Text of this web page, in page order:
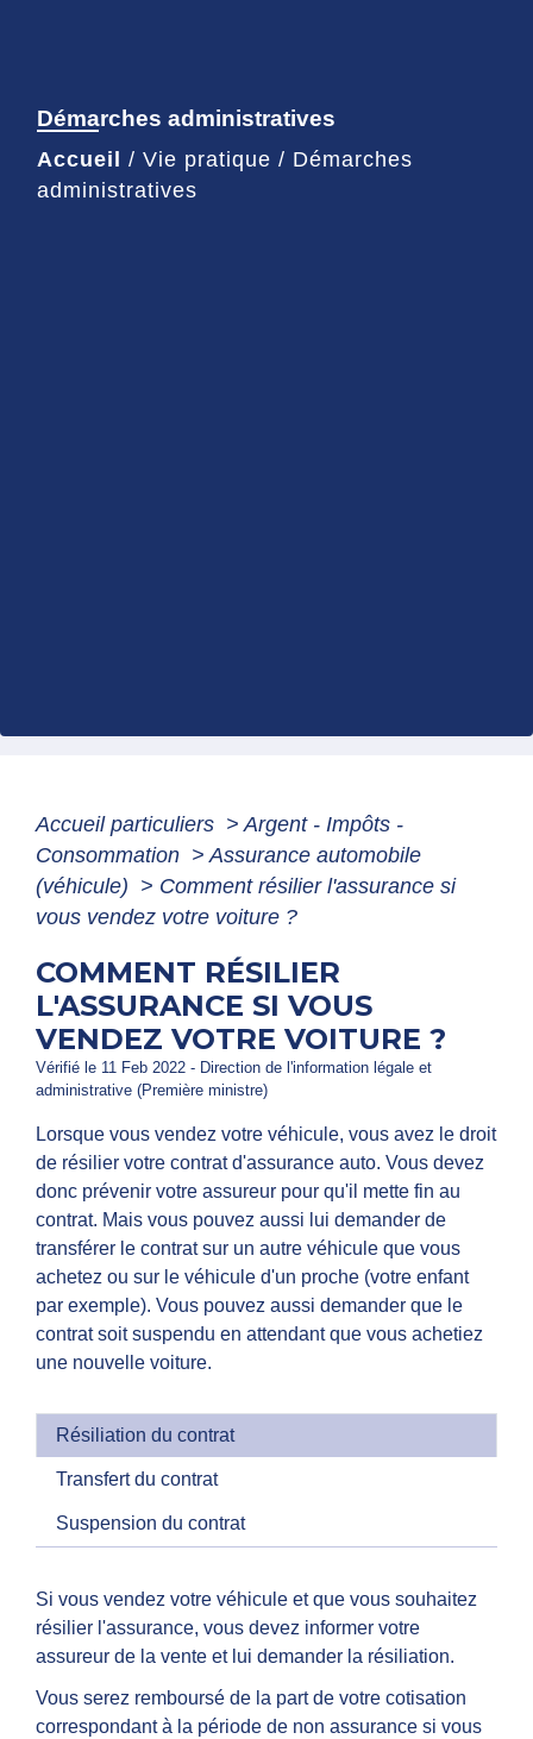
Démarches administratives
Accueil / Vie pratique / Démarches
administratives
Accueil particuliers > Argent - Impôts -
Consommation > Assurance automobile
(véhicule) > Comment résilier l'assurance si
vous vendez votre voiture ?
COMMENT RÉSILIER
L'ASSURANCE SI VOUS
VENDEZ VOTRE VOITURE ?
Vérifié le 11 Feb 2022 - Direction de l'information légale et
administrative (Première ministre)
Lorsque vous vendez votre véhicule, vous avez le droit
de résilier votre contrat d'assurance auto. Vous devez
donc prévenir votre assureur pour qu'il mette fin au
contrat. Mais vous pouvez aussi lui demander de
transférer le contrat sur un autre véhicule que vous
achetez ou sur le véhicule d'un proche (votre enfant
par exemple). Vous pouvez aussi demander que le
contrat soit suspendu en attendant que vous achetiez
une nouvelle voiture.
Résiliation du contrat
Transfert du contrat
Suspension du contrat
Si vous vendez votre véhicule et que vous souhaitez
résilier l'assurance, vous devez informer votre
assureur de la vente et lui demander la résiliation.
Vous serez remboursé de la part de votre cotisation
correspondant à la période de non assurance si vous